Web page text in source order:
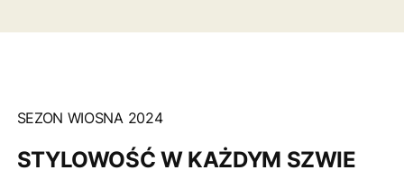
SEZON WIOSNA 2024
STYLOWOŚĆ W KAŻDYM SZWIE